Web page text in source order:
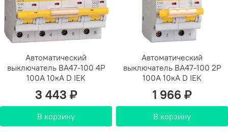
Автоматический
выключатель ВА47-100 4Р
100А 10кА D IEK
3 443 ₽
В корзину
Автоматический
выключатель ВА47-100 2Р
100А 10кА D IEK
1 966 ₽
В корзину